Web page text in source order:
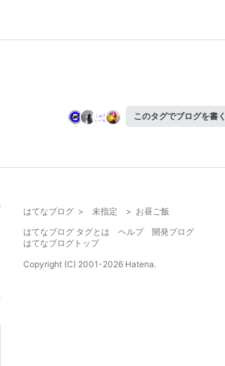
このタグでブログを書く
はてなブログ > 未指定 > お昼ご飯
はてなブログ タグとは
ヘルプ
開発ブログ
はてなブログトップ
Copyright (C) 2001-2026 Hatena.